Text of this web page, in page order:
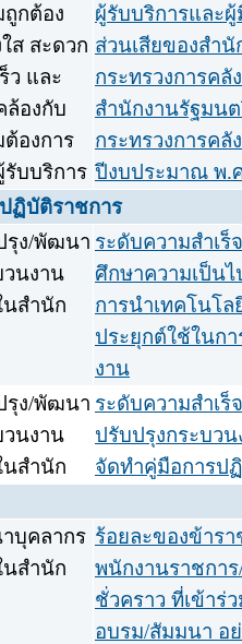
ถูกต้อง
ส สะดวก
ว และ
ล้องกับ
ต้องการ
บบริการ
ผู้รับบริการและ
ส่วนเสียของสำ
กระทรวงการคลั
สำนักงานรัฐมน
กระทรวงการคลั
ปีงบประมาณ พ.
ฏิบัติราชการ
รุง/พัฒนา
วนงาน
นสำนัก
ระดับความสำเร็
ศึกษาความเป็นไ
การนำเทคโนโล
ประยุกต์ใช้ในก
งาน
รุง/พัฒนา
วนงาน
นสำนัก
ระดับความสำเร็
ปรับปรุงกระบว
จัดทำคู่มือการป
บุคลากร
นสำนัก
ร้อยละของข้ารา
พนักงานราชการ
ชั่วคราว ที่เข้าร่
อบรม/สัมมนา อ